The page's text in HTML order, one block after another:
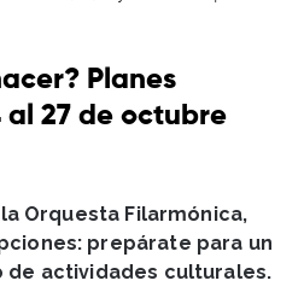
Planes
27 de octubre
Orquesta Filarmónica,
prepárate para un
de actividades culturales.